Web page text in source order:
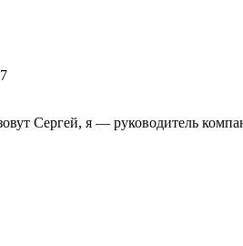
Сергей, я — руководитель